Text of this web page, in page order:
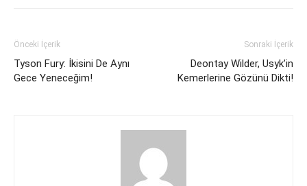
Önceki İçerik
Tyson Fury: İkisini De Aynı
Gece Yeneceğim!
Sonraki İçerik
Deontay Wilder, Usyk’in
Kemerlerine Gözünü Dikti!